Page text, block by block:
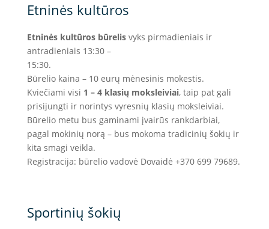
Etninės kultūros
Etninės kultūros būrelis vyks pirmadieniais ir
antradieniais 13:30 –
15:30.
Būrelio kaina – 10 eurų mėnesinis mokestis.
Kviečiami visi 1 – 4 klasių moksleiviai, taip pat gali
prisijungti ir norintys vyresnių klasių moksleiviai.
Būrelio metu bus gaminami įvairūs rankdarbiai,
pagal mokinių norą – bus mokoma tradicinių šokių ir
kita smagi veikla.
Registracija: būrelio vadovė Dovaidė +370 699 79689.
Sportinių šokių